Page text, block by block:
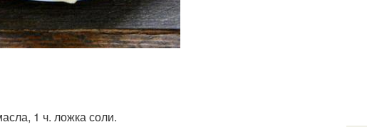
1 ч. ложка соли.